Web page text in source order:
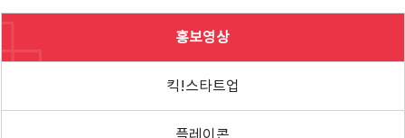
홍보영상
킥!스타트업